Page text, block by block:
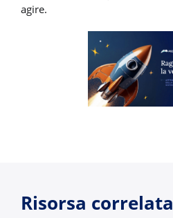
agire.
Risorsa correlata